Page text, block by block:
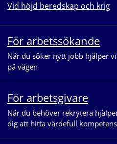
Vid höjd beredskap och krig
För arbetssökande
När du söker nytt jobb hjälper
på vägen
För arbetsgivare
När du behöver rekrytera
dig att hitta värdefull kompetens